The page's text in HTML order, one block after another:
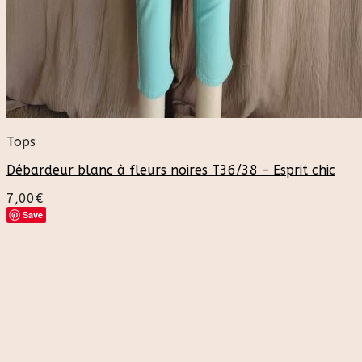
Tops
Débardeur blanc à fleurs noires T36/38 – Esprit chic
7,00€
Save